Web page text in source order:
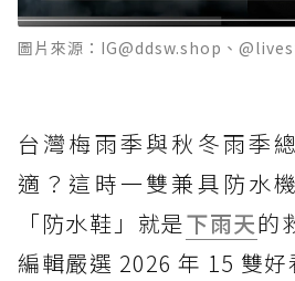
圖片來源：IG@ddsw.shop、
台灣梅雨季與秋冬雨季
適？這時一雙兼具防水
「防水鞋」就是下雨天的
編輯嚴選 2026 年 15 雙